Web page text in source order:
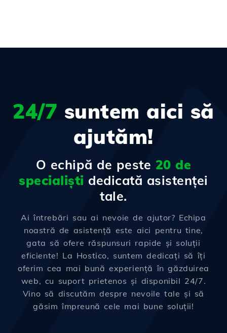
24/7 suntem aici să
ajutăm!
O echipă de peste 20 de
specialiști dedicată asistenței
tale.
Ai întrebări sau ai nevoie de ajutor? Echipa
noastră de asistență este aici pentru tine,
gata să ofere răspunsuri rapide și soluții
eficiente! La Hostico, suntem dedicați să îți
oferim cea mai bună experiență în găzduirea
web, cu suport prietenos și disponibil 24/7.
Vino să discutăm despre nevoile tale și să
găsim împreună cele mai bune soluții!